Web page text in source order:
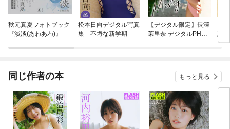
秋元真夏フォトブック
『淡淡(あわあわ)』
松本日向デジタル写真
集 不埒な新学期
【デジタル限定】長澤
茉里奈 デジタルPHOT
真
同じ作者の本 もっと見る